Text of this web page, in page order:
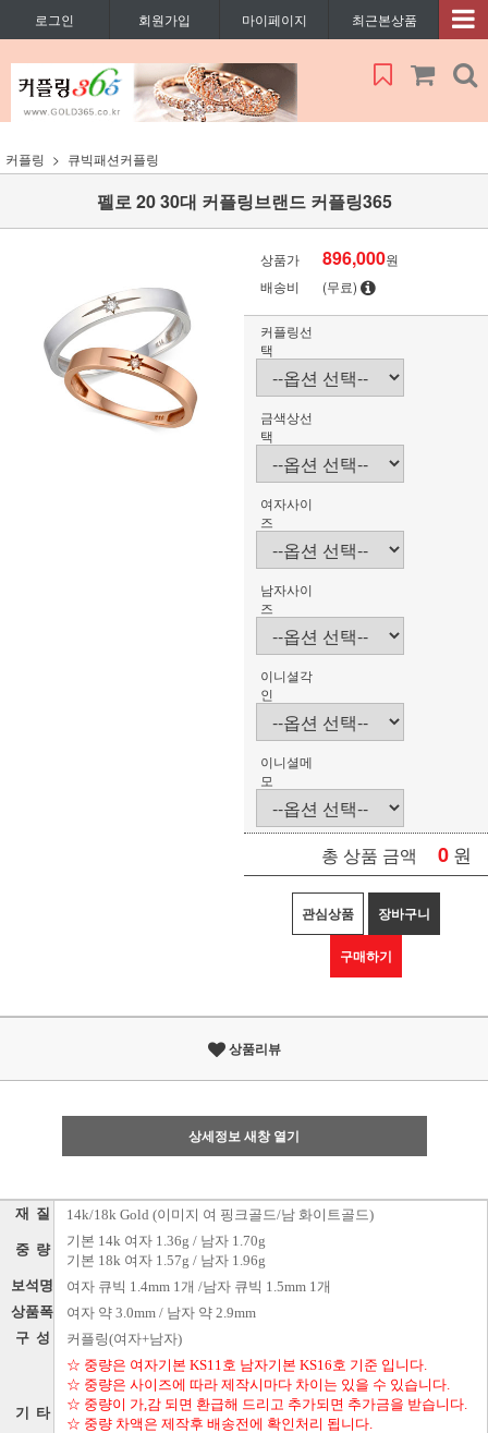
로그인 회원가입 마이페이지 최근본상품
커플링 큐빅패션커플링
펠로 20 30대 커플링브랜드 커플링365
상품가 896,000원
배송비
(무료)
커플링선
택
금색상선
택
여자사이
즈
남자사이
즈
이니셜각
인
이니셜메
모
총 상품 금액 0 원
관심상품 장바구니
구매하기
상품리뷰
상세정보 새창 열기
재 질 14k/18k Gold (이미지 여 핑크골드/남 화이트골드)
중 량
기본 14k 여자 1.36g / 남자 1.70g
기본 18k 여자 1.57g / 남자 1.96g
보석명 여자 큐빅 1.4mm 1개 /남자 큐빅 1.5mm 1개
상품폭 여자 약 3.0mm / 남자 약 2.9mm
구 성 커플링(여자+남자)
기 타
☆ 중량은 여자기본 KS11호 남자기본 KS16호 기준 입니다.
☆ 중량은 사이즈에 따라 제작시마다 차이는 있을 수 있습니다.
☆ 중량이 가,감 되면 환급해 드리고 추가되면 추가금을 받습니다.
☆ 중량 차액은 제작후 배송전에 확인처리 됩니다.